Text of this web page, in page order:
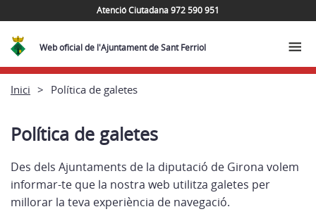
Atenció Ciutadana 972 590 951
Web oficial de l'Ajuntament de Sant Ferriol
Inici Política de galetes
Política de galetes
Des dels Ajuntaments de la diputació de Girona volem
informar-te que la nostra web utilitza galetes per
millorar la teva experiència de navegació.